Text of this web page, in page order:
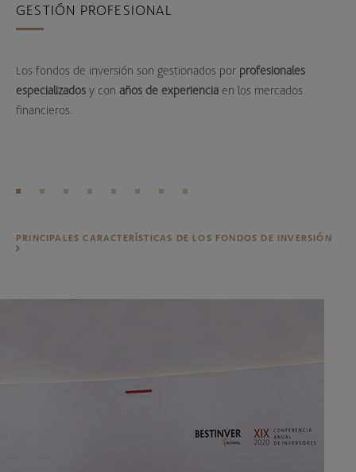
GESTIÓN PROFESIONAL
Los fondos de inversión son gestionados por profesionales
especializados y con años de experiencia en los mercados
financieros.
PRINCIPALES CARACTERÍSTICAS DE LOS FONDOS DE INVERSIÓN